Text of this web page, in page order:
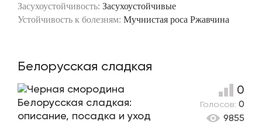
Засухоустойчивость: Засухоустойчивые
Устойчивость к болезням: Мучнистая роса Ржавчина
Белорусская сладкая
0
Голосов: 0
9855